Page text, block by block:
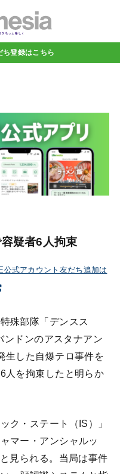
ち登録はこちら
疑者6人拘束
式アカウント友だち追加は
殊部隊「デンスス
ドンのアスタナアン
生した自爆テロ事件を
人を拘束したと明らか
ク・ステート（IS）」
マー・アンシャルッ
見られる。当局は事件